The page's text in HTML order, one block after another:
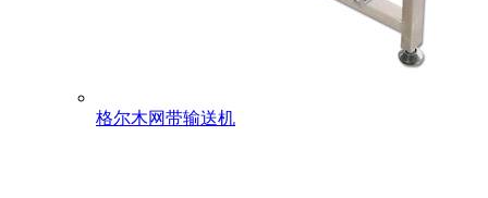
格尔木网带输送机